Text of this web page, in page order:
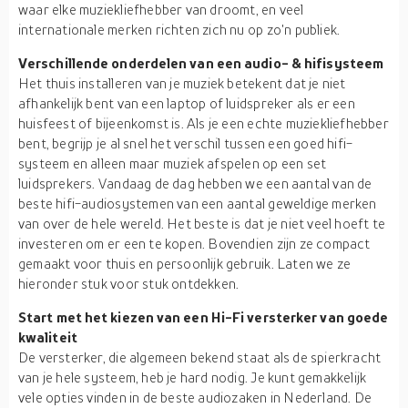
waar elke muziekliefhebber van droomt, en veel
internationale merken richten zich nu op zo'n publiek.
Verschillende onderdelen van een audio- & hifisysteem
Het thuis installeren van je muziek betekent dat je niet
afhankelijk bent van een laptop of luidspreker als er een
huisfeest of bijeenkomst is. Als je een echte muziekliefhebber
bent, begrijp je al snel het verschil tussen een goed hifi-
systeem en alleen maar muziek afspelen op een set
luidsprekers. Vandaag de dag hebben we een aantal van de
beste hifi-audiosystemen van een aantal geweldige merken
van over de hele wereld. Het beste is dat je niet veel hoeft te
investeren om er een te kopen. Bovendien zijn ze compact
gemaakt voor thuis en persoonlijk gebruik. Laten we ze
hieronder stuk voor stuk ontdekken.
Start met het kiezen van een Hi-Fi versterker van goede
kwaliteit
De versterker, die algemeen bekend staat als de spierkracht
van je hele systeem, heb je hard nodig. Je kunt gemakkelijk
vele opties vinden in de beste audiozaken in Nederland. De